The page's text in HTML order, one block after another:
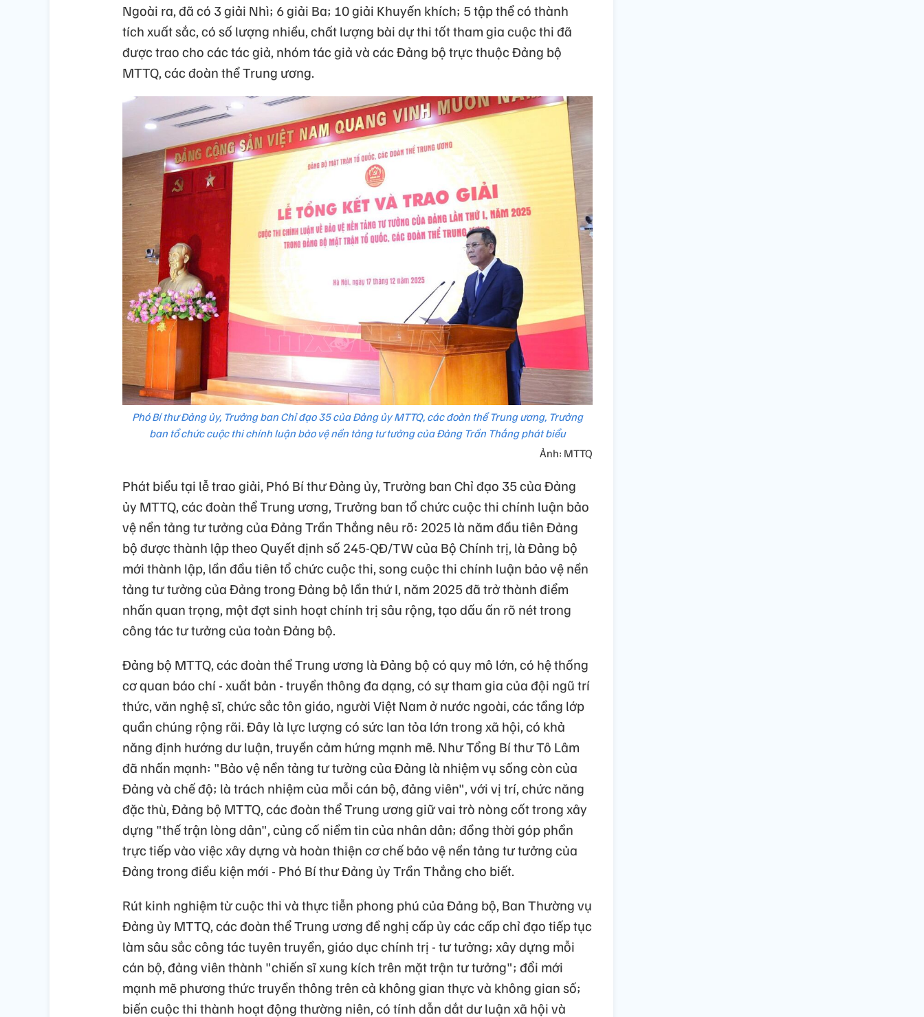
Ngoài ra, đã có 3 giải Nhì; 6 giải Ba; 10 giải Khuyến khích; 5 tập thể có thành
tích xuất sắc, có số lượng nhiều, chất lượng bài dự thi tốt tham gia cuộc thi đã
được trao cho các tác giả, nhóm tác giả và các Đảng bộ trực thuộc Đảng bộ
MTTQ, các đoàn thể Trung ương.
Phó Bí thư Đảng ủy, Trưởng ban Chỉ đạo 35 của Đảng ủy MTTQ, các đoàn thể Trung ương, Trưởng
ban tổ chức cuộc thi chính luận bảo vệ nền tảng tư tưởng của Đảng Trần Thắng phát biểu
Ảnh: MTTQ
Phát biểu tại lễ trao giải, Phó Bí thư Đảng ủy, Trưởng ban Chỉ đạo 35 của Đảng
ủy MTTQ, các đoàn thể Trung ương, Trưởng ban tổ chức cuộc thi chính luận bảo
vệ nền tảng tư tưởng của Đảng Trần Thắng nêu rõ: 2025 là năm đầu tiên Đảng
bộ được thành lập theo Quyết định số 245-QĐ/TW của Bộ Chính trị, là Đảng bộ
mới thành lập, lần đầu tiên tổ chức cuộc thi, song cuộc thi chính luận bảo vệ nền
tảng tư tưởng của Đảng trong Đảng bộ lần thứ I, năm 2025 đã trở thành điểm
nhấn quan trọng, một đợt sinh hoạt chính trị sâu rộng, tạo dấu ấn rõ nét trong
công tác tư tưởng của toàn Đảng bộ.
Đảng bộ MTTQ, các đoàn thể Trung ương là Đảng bộ có quy mô lớn, có hệ thống
cơ quan báo chí - xuất bản - truyền thông đa dạng, có sự tham gia của đội ngũ trí
thức, văn nghệ sĩ, chức sắc tôn giáo, người Việt Nam ở nước ngoài, các tầng lớp
quần chúng rộng rãi. Đây là lực lượng có sức lan tỏa lớn trong xã hội, có khả
năng định hướng dư luận, truyền cảm hứng mạnh mẽ. Như Tổng Bí thư Tô Lâm
đã nhấn mạnh: "Bảo vệ nền tảng tư tưởng của Đảng là nhiệm vụ sống còn của
Đảng và chế độ; là trách nhiệm của mỗi cán bộ, đảng viên", với vị trí, chức năng
đặc thù, Đảng bộ MTTQ, các đoàn thể Trung ương giữ vai trò nòng cốt trong xây
dựng "thế trận lòng dân", củng cố niềm tin của nhân dân; đồng thời góp phần
trực tiếp vào việc xây dựng và hoàn thiện cơ chế bảo vệ nền tảng tư tưởng của
Đảng trong điều kiện mới - Phó Bí thư Đảng ủy Trần Thắng cho biết.
Rút kinh nghiệm từ cuộc thi và thực tiễn phong phú của Đảng bộ, Ban Thường vụ
Đảng ủy MTTQ, các đoàn thể Trung ương đề nghị cấp ủy các cấp chỉ đạo tiếp tục
làm sâu sắc công tác tuyên truyền, giáo dục chính trị - tư tưởng; xây dựng mỗi
cán bộ, đảng viên thành "chiến sĩ xung kích trên mặt trận tư tưởng"; đổi mới
mạnh mẽ phương thức truyền thông trên cả không gian thực và không gian số;
biến cuộc thi thành hoạt động thường niên, có tính dẫn dắt dư luận xã hội và